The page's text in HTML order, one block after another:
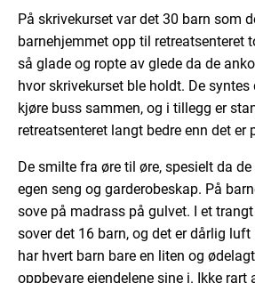
På skrivekurset var det 30 barn som
barnehjemmet opp til retreatsenteret
så glade og ropte av glede da de
hvor skrivekurset ble holdt. De
kjøre buss sammen, og i tillegg er
retreatsenteret langt bedre enn det er
De smilte fra øre til øre, spesielt da
egen seng og garderobeskap. På
sove på madrass på gulvet. I et
sover det 16 barn, og det er dårlig
har hvert barn bare en liten og
oppbevare eiendelene sine i. Ikke rart